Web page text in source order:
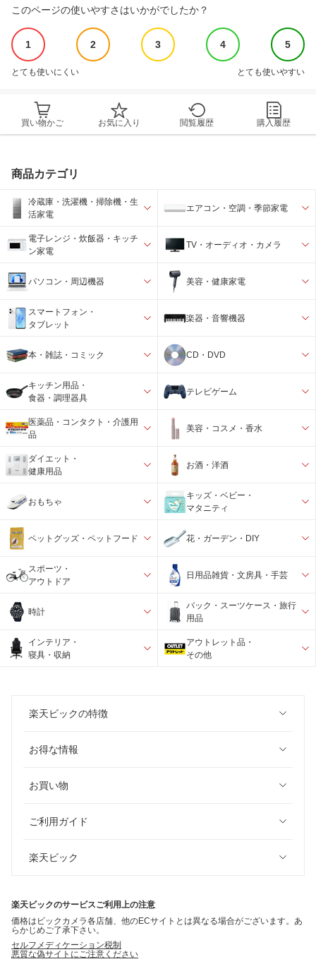
このページの使いやすさはいかがでしたか？
1 2 3 4 5
とても使いにくい とても使いやすい
買い物かご お気に入り 閲覧履歴 購入履歴
商品カテゴリ
冷蔵庫・洗濯機・掃除機・生
活家電
エアコン・空調・季節家電
電子レンジ・炊飯器・キッチ
ン家電
TV・オーディオ・カメラ
パソコン・周辺機器 美容・健康家電
スマートフォン・
タブレット
楽器・音響機器
本・雑誌・コミック CD・DVD
キッチン用品・
食器・調理器具
テレビゲーム
医薬品・コンタクト・介護用
品
美容・コスメ・香水
ダイエット・
健康用品
お酒・洋酒
おもちゃ
キッズ・ベビー・
マタニティ
ペットグッズ・ペットフード 花・ガーデン・DIY
スポーツ・
アウトドア
日用品雑貨・文房具・手芸
時計
バック・スーツケース・旅行
用品
インテリア・
寝具・収納
アウトレット品・
その他
楽天ビックの特徴
お得な情報
お買い物
ご利用ガイド
楽天ビック
楽天ビックのサービスご利用上の注意
価格はビックカメラ各店舗、他のECサイトとは異なる場合がございます。あ
らかじめご了承下さい。
セルフメディケーション税制
悪質な偽サイトにご注意ください